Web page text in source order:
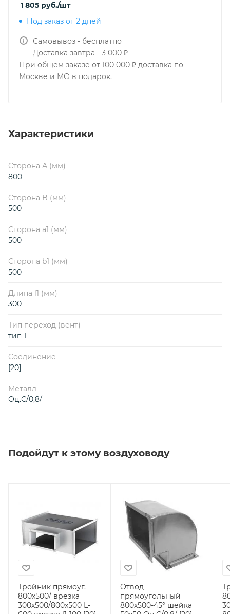
1 805 руб./шт
Под заказ от 2 дней
Самовывоз - бесплатно
Доставка завтра - 3 000 ₽
При общем заказе от 100 000 ₽ доставка по
Москве и МО в подарок.
Характеристики
Сторона А (мм)
800
Сторона B (мм)
500
Сторона a1 (мм)
500
Сторона b1 (мм)
500
Длина l1 (мм)
300
Тип переход (вент)
тип-1
Соединение
[20]
Металл
Оц.С/0,8/
Подойдут к этому воздуховоду
Тройник прямоуг.
800х500/ врезка
300х500/800х500 L-
Отвод
прямоугольный
800х500-45° шейка